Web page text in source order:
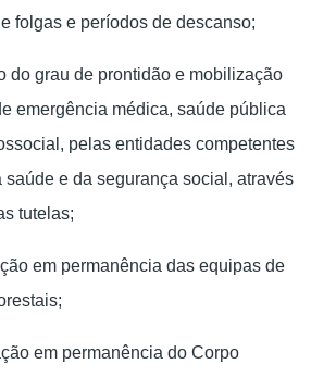
folgas e períodos de descanso;
do grau de prontidão e mobilização
emergência médica, saúde pública
pelas entidades competentes
saúde e da segurança social, através
tutelas;
em permanência das equipas de
em permanência do Corpo